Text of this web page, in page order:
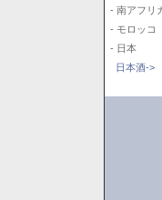
- 南アフリ
- モロッコ
- 日本
日本酒->